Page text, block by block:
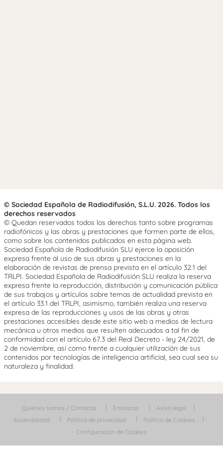
© Sociedad Española de Radiodifusión, S.L.U. 2026. Todos los
derechos reservados
© Quedan reservados todos los derechos tanto sobre programas
radiofónicos y las obras y prestaciones que formen parte de ellos,
como sobre los contenidos publicados en esta página web.
Sociedad Española de Radiodifusión SLU ejerce la oposición
expresa frente al uso de sus obras y prestaciones en la
elaboración de revistas de prensa prevista en el artículo 32.1 del
TRLPI. Sociedad Española de Radiodifusión SLU realiza la reserva
expresa frente la reproducción, distribución y comunicación pública
de sus trabajos y artículos sobre temas de actualidad prevista en
el artículo 33.1 del TRLPI, asimismo, también realiza una reserva
expresa de las reproducciones y usos de las obras y otras
prestaciones accesibles desde este sitio web a medios de lectura
mecánica u otros medios que resulten adecuados a tal fin de
conformidad con el artículo 67.3 del Real Decreto - ley 24/2021, de
2 de noviembre, así como frente a cualquier utilización de sus
contenidos por tecnologías de inteligencia artificial, sea cual sea su
naturaleza y finalidad.
Quiénes somos / Contacta Emisoras
Aviso legal
Accesibilidad
Política de privacidad
Política de Cookies
Configuración de Cookies